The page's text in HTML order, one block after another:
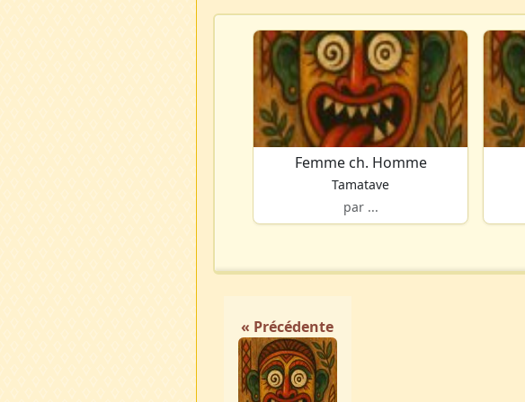
Femme ch. Homme
Tamatave
par ...
« Précédente